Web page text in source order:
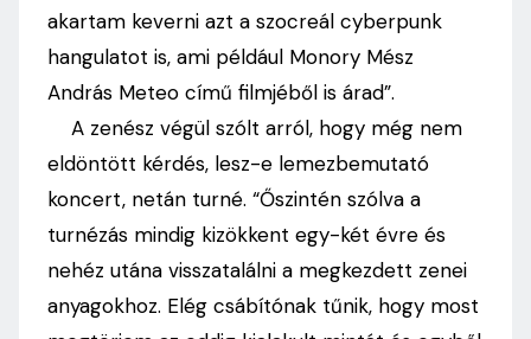
akartam keverni azt a szocreál cyberpunk
hangulatot is, ami például Monory Mész
András Meteo című filmjéből is árad”.
A zenész végül szólt arról, hogy még nem
eldöntött kérdés, lesz-e lemezbemutató
koncert, netán turné. “Őszintén szólva a
turnézás mindig kizökkent egy-két évre és
nehéz utána visszatalálni a megkezdett zenei
anyagokhoz. Elég csábítónak tűnik, hogy most